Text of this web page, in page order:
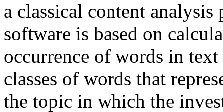
a classical content
software is based on
occurrence of words in
classes of words that
the topic in which the